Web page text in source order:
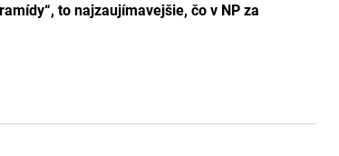
to najzaujímavejšie, čo v NP za